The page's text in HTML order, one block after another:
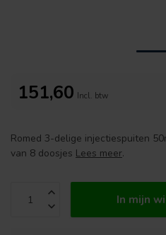
151,60 Incl. btw
Romed 3-delige injectiespuiten
van 8 doosjes Lees meer.
In mijn